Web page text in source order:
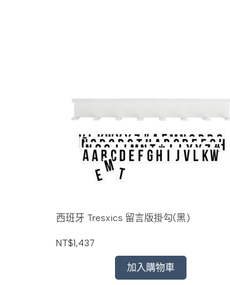
西班牙 Tresxics 留言版掛勾(黑)
NT$1,437
加入購物車